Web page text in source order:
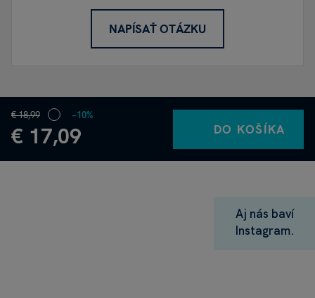
NAPÍSAŤ OTÁZKU
€ 18,99
€ 17,09
−10%
DO KOŠÍKA
Aj nás baví
Instagram.